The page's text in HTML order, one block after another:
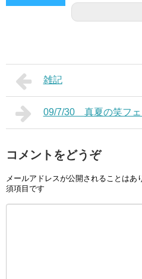
雑記
09/7/30 真夏の笑フェ
コメントをどうぞ
メールアドレスが公開されることはあ
須項目です